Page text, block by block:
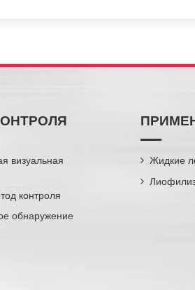
визуальная
контроля
обнаружение
Жидкие